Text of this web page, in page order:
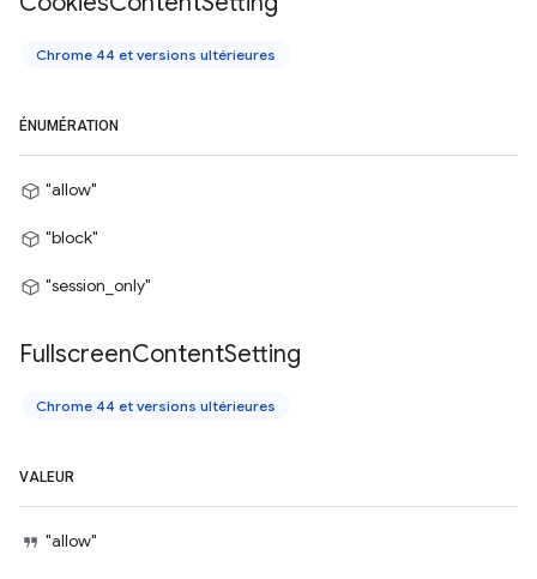
Chrome 44 et versions ultérieures
ÉNUMÉRATION
"allow"
"block"
"session_only"
FullscreenContentSetting
Chrome 44 et versions ultérieures
VALEUR
"allow"